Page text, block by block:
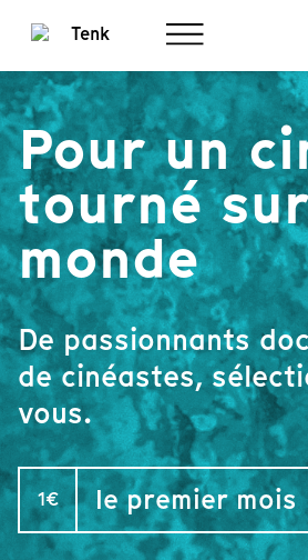
Pour un
tourné
monde
De passionnants
de cinéastes,
vous.
1€ le premier mois